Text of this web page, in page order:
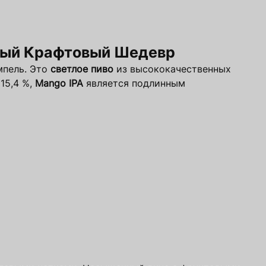
Крафтовый Шедевр
Это светлое пиво из высококачественных
%, Mango IPA является подлинным